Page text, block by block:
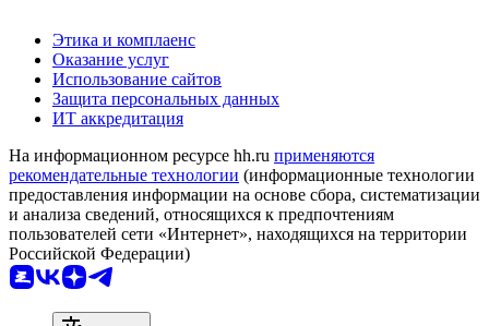
Этика и комплаенс
Оказание услуг
Использование сайтов
Защита персональных данных
ИТ аккредитация
На информационном ресурсе hh.ru применяются
рекомендательные технологии (информационные технологии
предоставления информации на основе сбора, систематизации
и анализа сведений, относящихся к предпочтениям
пользователей сети «Интернет», находящихся на территории
Российской Федерации)